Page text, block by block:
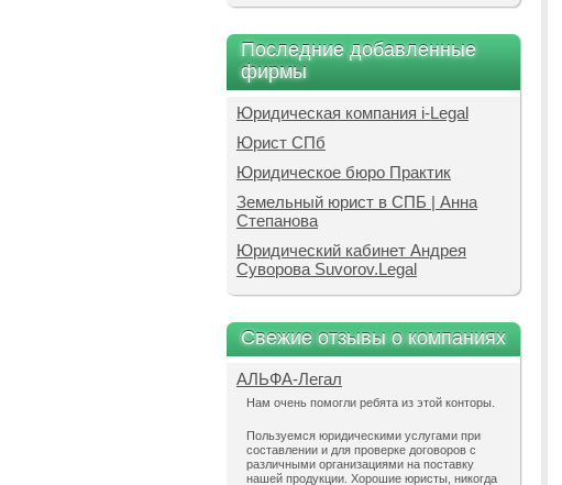
Последние добавленные
фирмы
Юридическая компания i-Legal
Юрист СПб
Юридическое бюро Практик
Земельный юрист в СПБ | Анна
Степанова
Юридический кабинет Андрея
Суворова Suvorov.Legal
Свежие отзывы о компаниях
АЛЬФА-Легал
Нам очень помогли ребята из этой конторы.
Пользуемся юридическими услугами при
составлении и для проверке договоров с
различными организациями на поставку
нашей продукции. Хорошие юристы, никогда